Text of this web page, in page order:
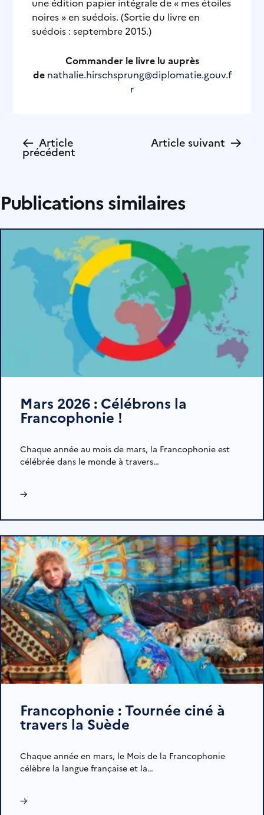
noires » en suédois. (Sortie du livre en
suédois : septembre 2015.)
Commander le livre lu auprès
de nathalie.hirschsprung@diplomatie.gouv.f
r
← Article
précédent
Article suivant →
Publications similaires
Mars 2026 : Célébrons la
Francophonie !
Chaque année au mois de mars, la Francophonie est
célébrée dans le monde à travers…
→
Francophonie : Tournée ciné à
travers la Suède
Chaque année en mars, le Mois de la Francophonie
célèbre la langue française et la…
→